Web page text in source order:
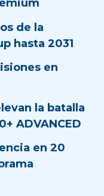
de la
hasta 2031
en
la batalla
ADVANCED
en 20